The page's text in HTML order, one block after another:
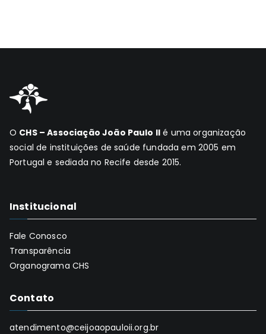
O CHS – Associação João Paulo II é uma organização
social de instituições de saúde fundada em 2005 em
Portugal e sediada no Recife desde 2015.
Institucional
Fale Conosco
Transparência
Organograma CHS
Contato
atendimento@ceijoaopauloii.org.br